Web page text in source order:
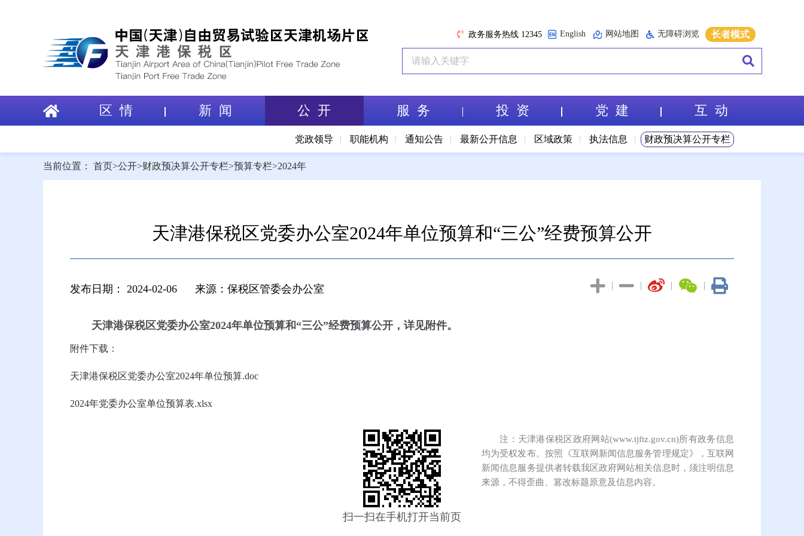
政务服务热线 12345 English 网站地图 无障碍浏览 长者模式
区 情 新 闻 公 开
党政领导 职能机构 通知公告 最新公开信息 区域政策 执法信息 财政预决算公开专栏
服 务 投 资 党 建 互 动
当前位置： 首页>公开>财政预决算公开专栏>预算专栏>2024年
天津港保税区党委办公室2024年单位预算和“三公”经费预算公开
发布日期： 2024-02-06 来源：保税区管委会办公室 |
|
|
|
天津港保税区党委办公室2024年单位预算和“三公”经费预算公开，详见附件。
附件下载：
天津港保税区党委办公室2024年单位预算.doc
2024年党委办公室单位预算表.xlsx
扫一扫在手机打开当前页
注：天津港保税区政府网站(www.tjftz.gov.cn)所有政务信息
均为受权发布。按照《互联网新闻信息服务管理规定》，互联网
新闻信息服务提供者转载我区政府网站相关信息时，须注明信息
来源，不得歪曲、篡改标题原意及信息内容。